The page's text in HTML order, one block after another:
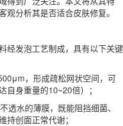
分析其是否适合皮肤修复。
经发泡工艺制成，具有以下关键
，形成疏松网状空间，可
自身重量的10~20倍）；
透水的薄膜，既能阻挡细菌、
持创面正常代谢；